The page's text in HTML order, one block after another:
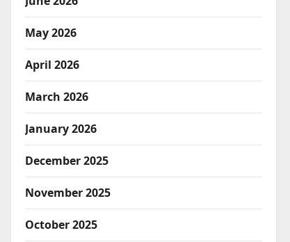
May 2026
April 2026
March 2026
January 2026
December 2025
November 2025
October 2025